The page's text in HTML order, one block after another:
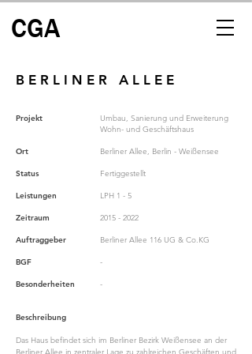
CGA
B E R L I N E R A L L E E
Projekt
Ort
Status
Leistungen
Zeitraum
Auftraggeber
BGF
Besonderheiten
Umbau, Sanierung und Erweiterung
Wohn- und Geschäftshaus
Berliner Allee, Berlin - Weißensee
Fertiggestellt
LPH 1 - 5
2015 - 2022
Berliner Allee 116 UG & Co.KG
-
-
Beschreibung
Das Haus befindet sich im Berliner Bezirk Weißensee an der